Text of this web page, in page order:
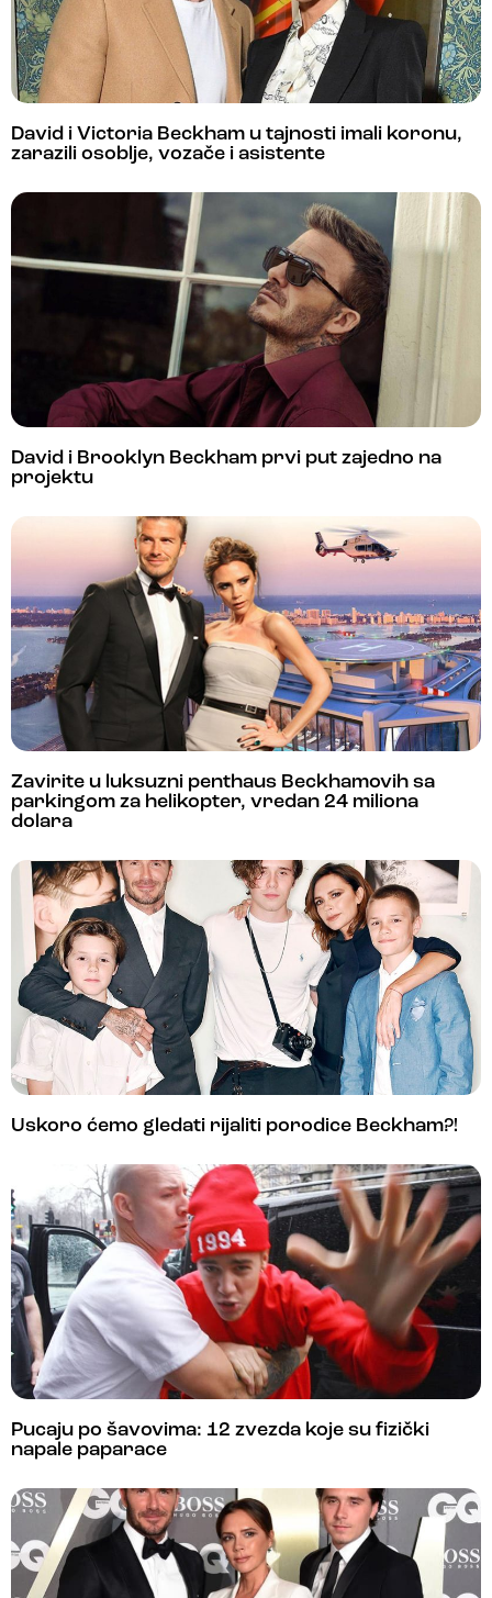
David i Victoria Beckham u tajnosti imali koronu,
zarazili osoblje, vozače i asistente
David i Brooklyn Beckham prvi put zajedno na
projektu
Zavirite u luksuzni penthaus Beckhamovih sa
parkingom za helikopter, vredan 24 miliona
dolara
Uskoro ćemo gledati rijaliti porodice Beckham?!
Pucaju po šavovima: 12 zvezda koje su fizički
napale paparace